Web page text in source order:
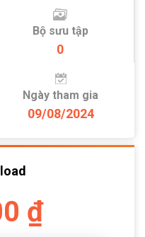
Bộ sưu tập
0
Ngày tham gia
09/08/2024
₫